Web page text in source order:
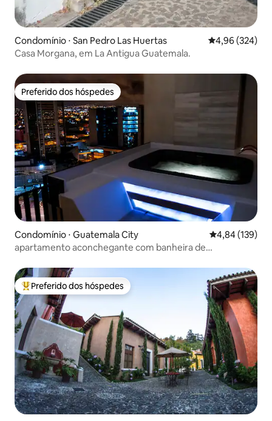
Condomínio ⋅ San Pedro Las Huertas 4,96 de uma
4,96 (324)
Casa Morgana, em La Antigua Guatemala.
Preferido dos hóspedes
Preferido dos hóspedes
Condomínio ⋅ Guatemala City 4,84 de uma
4,84 (139)
apartamento aconchegante com banheira de
Entre os melhores preferidos dos hóspedes
Preferido dos hóspedes